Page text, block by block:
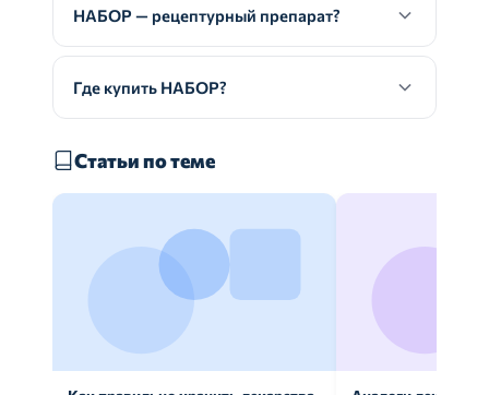
НАБОР — рецептурный препарат?
Где купить НАБОР?
Статьи по теме